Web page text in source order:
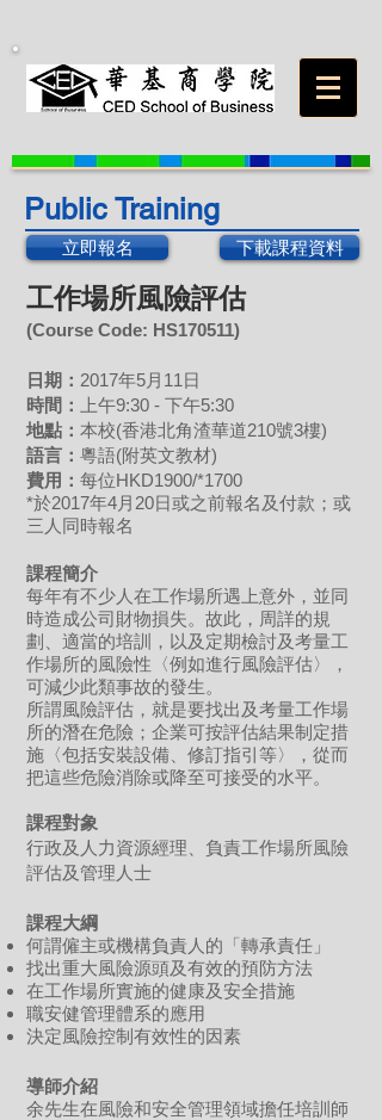
Public Training
立即報名 下載課程資料
工作場所風險評估
(Course Code: HS170511)
日期： 2017年5月11日
時間：
上午9:30 - 下午5:30
地點： 本校(香港北角渣華道210號3樓)
語言： 粵語(附英文教材)
費用： 每位HKD1900/*1700
*於2017年4月20日或之前報名及付款；或
三人同時報名
課程簡介
每年有不少人在工作場所遇上意外，並同
時造成公司財物損失。故此，周詳的規
劃、適當的培訓，以及定期檢討及考量工
作場所的風險性〈例如進行風險評估〉，
可減少此類事故的發生。
所謂風險評估，就是要找出及考量工作場
所的潛在危險；企業可按評估結果制定措
施〈包括安裝設備、修訂指引等〉，從而
把這些危險消除或降至可接受的水平。
課程對象
行政及人力資源經理、負責工作場所風險
評估及管理人士
課程大綱
何謂僱主或機構負責人的「轉承責任」
找出重大風險源頭及有效的預防方法
在工作場所實施的健康及安全措施
職安健管理體系的應用
決定風險控制有效性的因素
導師介紹
余先生在風險和安全管理領域擔任培訓師